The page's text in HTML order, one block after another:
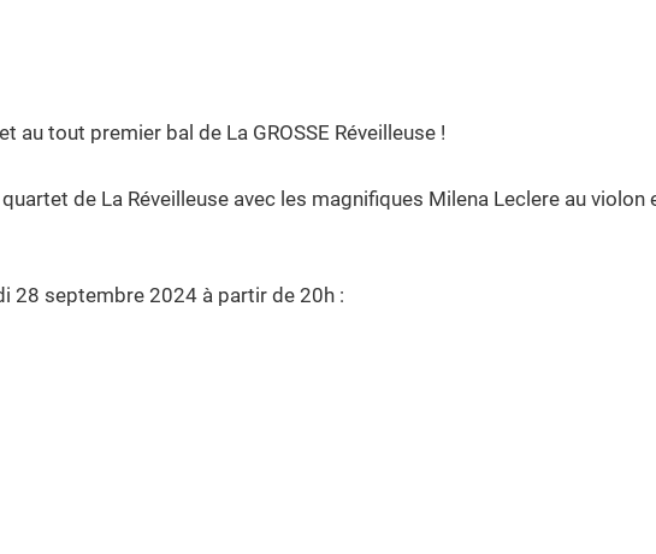
au tout premier bal de La GROSSE Réveilleuse !
de La Réveilleuse avec les magnifiques Milena Leclere au
28 septembre 2024 à partir de 20h :